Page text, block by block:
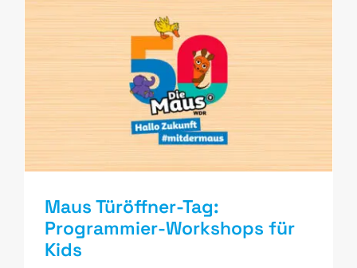
Maus Türöffner-Tag:
Programmier-Workshops für
Kids